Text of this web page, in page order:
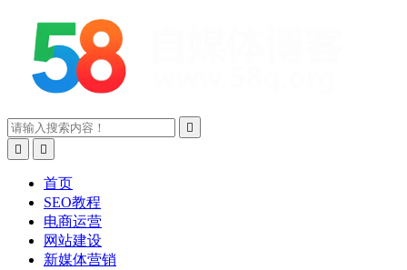



首页
SEO教程
电商运营
网站建设
新媒体营销